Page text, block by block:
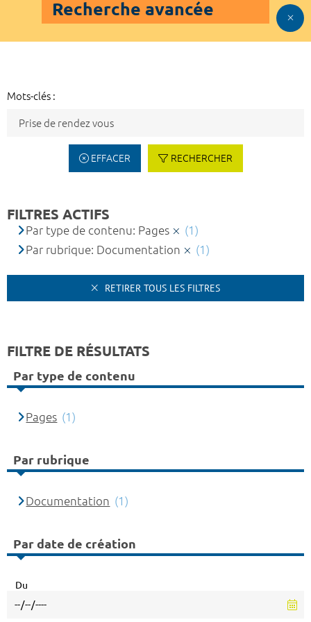
Recherche avancée
Mots-clés :
EFFACER RECHERCHER
FILTRES ACTIFS
Par type de contenu: Pages
(1)
Par rubrique: Documentation
(1)
RETIRER TOUS LES FILTRES
FILTRE DE RÉSULTATS
Par type de contenu
Pages (1)
Par rubrique
Documentation (1)
Par date de création
Du